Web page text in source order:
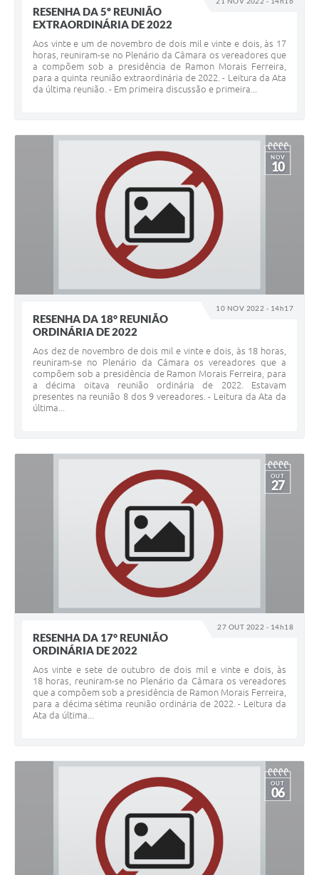
RESENHA DA 5º REUNIÃO
EXTRAORDINÁRIA DE 2022
Aos vinte e um de novembro de dois mil e vinte e dois, às 17
horas, reuniram-se no Plenário da Câmara os vereadores que
a compõem sob a presidência de Ramon Morais Ferreira,
para a quinta reunião extraordinária de 2022. - Leitura da Ata
da última reunião. - Em primeira discussão e primeira...
10 NOV 2022 - 14h17
NOV
10
RESENHA DA 18° REUNIÃO
ORDINÁRIA DE 2022
Aos dez de novembro de dois mil e vinte e dois, às 18 horas,
reuniram-se no Plenário da Câmara os vereadores que a
compõem sob a presidência de Ramon Morais Ferreira, para
a décima oitava reunião ordinária de 2022. Estavam
presentes na reunião 8 dos 9 vereadores. - Leitura da Ata da
última...
27 OUT 2022 - 14h18
OUT
27
RESENHA DA 17° REUNIÃO
ORDINÁRIA DE 2022
Aos vinte e sete de outubro de dois mil e vinte e dois, às
18 horas, reuniram-se no Plenário da Câmara os vereadores
que a compõem sob a presidência de Ramon Morais Ferreira,
para a décima sétima reunião ordinária de 2022. - Leitura da
Ata da última...
OUT
06